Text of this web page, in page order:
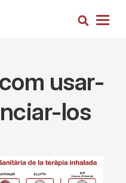
Search
usar-
los